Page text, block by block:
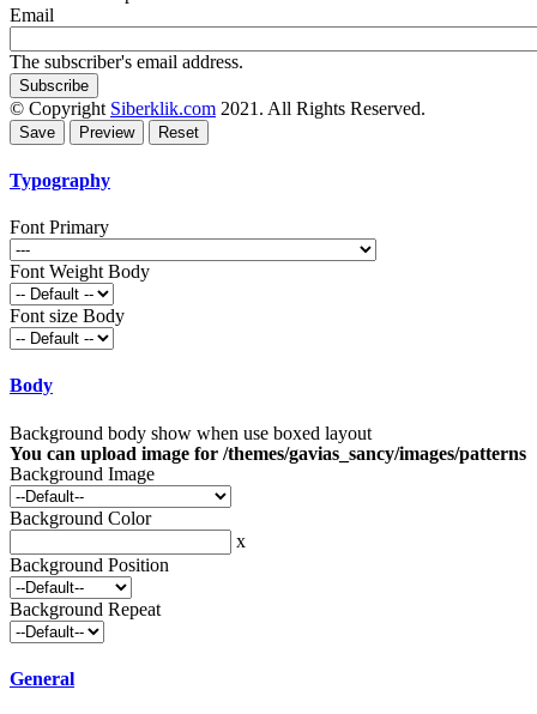
Email
The subscriber's email address.
© Copyright Siberklik.com 2021. All Rights Reserved.
Typography
Font Primary
Font Weight Body
Font size Body
Body
Background body show when use boxed layout
You can upload image for /themes/gavias_sancy/images/patterns
Background Image
Background Color
x
Background Position
Background Repeat
General